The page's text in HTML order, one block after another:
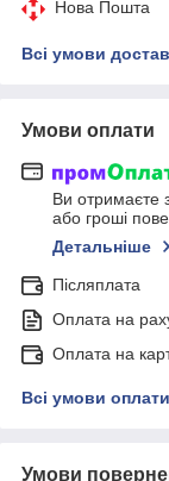
Нова Пошта
Всі умови
Умови оплати
Ви отримаєте
або гроші
Детальніше
Післяплата
Оплата на
Оплата на
Всі умови оплати
Умови